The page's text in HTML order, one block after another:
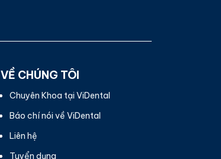
VỀ CHÚNG TÔI
Chuyên Khoa tại ViDental
Báo chí nói về ViDental
Liên hệ
Tuyển dụng